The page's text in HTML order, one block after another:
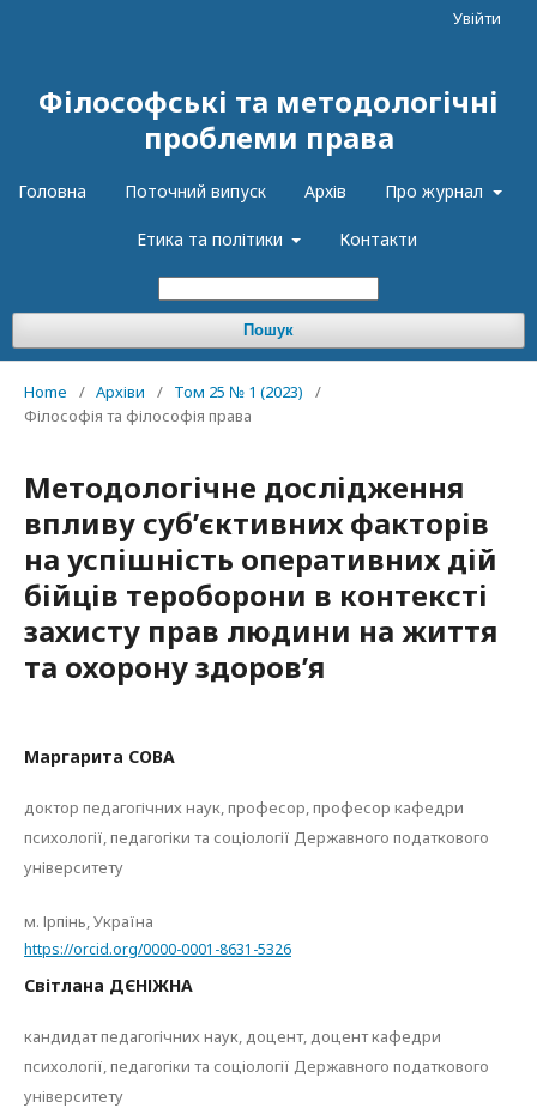
Філософські та методологічні
проблеми права
Головна Поточний випуск Архів Про журнал
Етика та політики Контакти
Пошук
Увійти
Home / Архіви / Том 25 № 1 (2023)
/
Філософія та філософія права
Методологічне дослідження
впливу суб’єктивних факторів
на успішність оперативних дій
бійців тероборони в контексті
захисту прав людини на життя
та охорону здоров’я
Маргарита СОВА
доктор педагогічних наук, професор, професор кафедри
психології, педагогіки та соціології Державного податкового
університету
м. Ірпінь, Україна
https://orcid.org/0000-0001-8631-5326
Світлана ДЄНІЖНА
кандидат педагогічних наук, доцент, доцент кафедри
психології, педагогіки та соціології Державного податкового
університету